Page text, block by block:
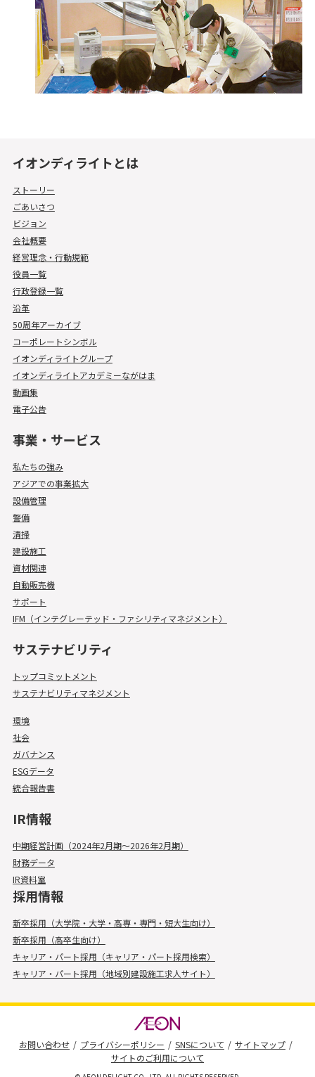
イオンディライトとは
ストーリー
ごあいさつ
ビジョン
会社概要
経営理念・行動規範
役員一覧
行政登録一覧
沿革
50周年アーカイブ
コーポレートシンボル
イオンディライトグループ
イオンディライトアカデミーながはま
動画集
電子公告
事業・サービス
私たちの強み
アジアでの事業拡大
設備管理
警備
清掃
建設施工
資材関連
自動販売機
サポート
IFM（インテグレーテッド・ファシリティマネジメント）
サステナビリティ
トップコミットメント
サステナビリティマネジメント
環境
社会
ガバナンス
ESGデータ
統合報告書
IR情報
中期経営計画（2024年2月期～2026年2月期）
財務データ
IR資料室
採用情報
新卒採用（大学院・大学・高専・専門・短大生向け）
新卒採用（高卒生向け）
キャリア・パート採用（キャリア・パート採用検索）
キャリア・パート採用（地域別建設施工求人サイト）
お問い合わせ プライバシーポリシー SNSについて
サイトマップ
サイトのご利用について